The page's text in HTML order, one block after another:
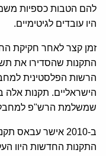
להם הטבות כספיות
היו עובדים לגיטימיים.
התקנות שהסדירו את
הרשות הפלסטינית
הישראליים. תקנות אלה
שמשלמת הרש"פ
ב-2010 אישר
התקנות החדשות היוו